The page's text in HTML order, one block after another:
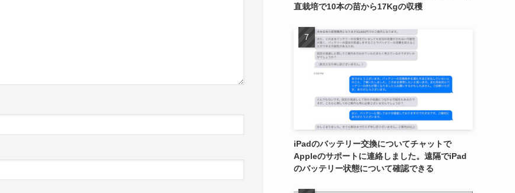
直栽培で10本の苗から17Kgの収穫
iPadのバッテリー交換についてチャットで
Appleのサポートに連絡しました。遠隔でiPad
のバッテリー状態について確認できる